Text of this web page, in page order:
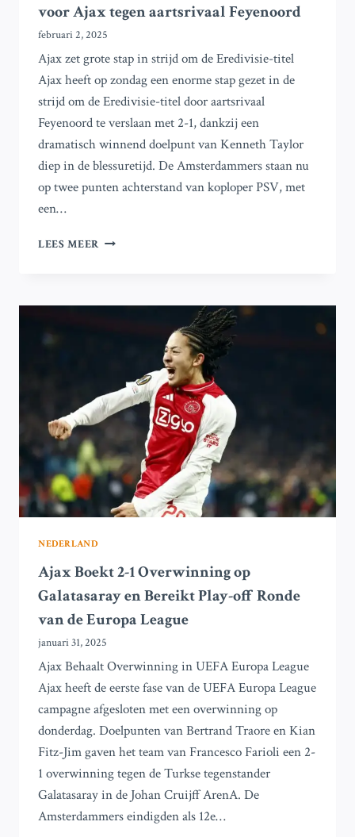
voor Ajax tegen aartsrivaal Feyenoord
februari 2, 2025
Ajax zet grote stap in strijd om de Eredivisie-titel
Ajax heeft op zondag een enorme stap gezet in de
strijd om de Eredivisie-titel door aartsrivaal
Feyenoord te verslaan met 2-1, dankzij een
dramatisch winnend doelpunt van Kenneth Taylor
diep in de blessuretijd. De Amsterdammers staan nu
op twee punten achterstand van koploper PSV, met
een…
LEES MEER KENNETH
WINNEND
MINUUT
VOOR
AJAX
TEGEN
AARTSRIVAAL
FEYENOORD
NEDERLAND
Ajax Boekt 2-1 Overwinning op
Galatasaray en Bereikt Play-off Ronde
van de Europa League
januari 31, 2025
Ajax Behaalt Overwinning in UEFA Europa League
Ajax heeft de eerste fase van de UEFA Europa League
campagne afgesloten met een overwinning op
donderdag. Doelpunten van Bertrand Traore en Kian
Fitz-Jim gaven het team van Francesco Farioli een 2-
1 overwinning tegen de Turkse tegenstander
Galatasaray in de Johan Cruijff ArenA. De
Amsterdammers eindigden als 12e…